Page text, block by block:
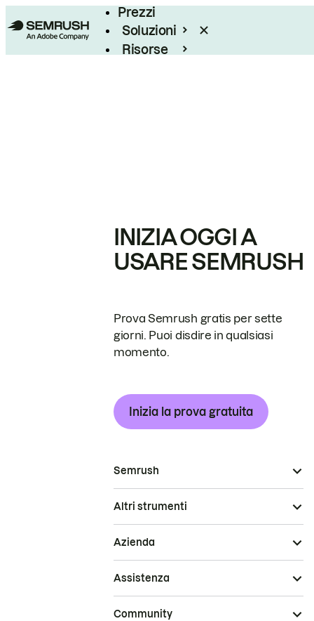
Prezzi
Soluzioni
Risorse
INIZIA OGGI A
USARE SEMRUSH
Prova Semrush gratis per sette
giorni. Puoi disdire in qualsiasi
momento.
Inizia la prova gratuita
Semrush
Altri strumenti
Azienda
Assistenza
Community